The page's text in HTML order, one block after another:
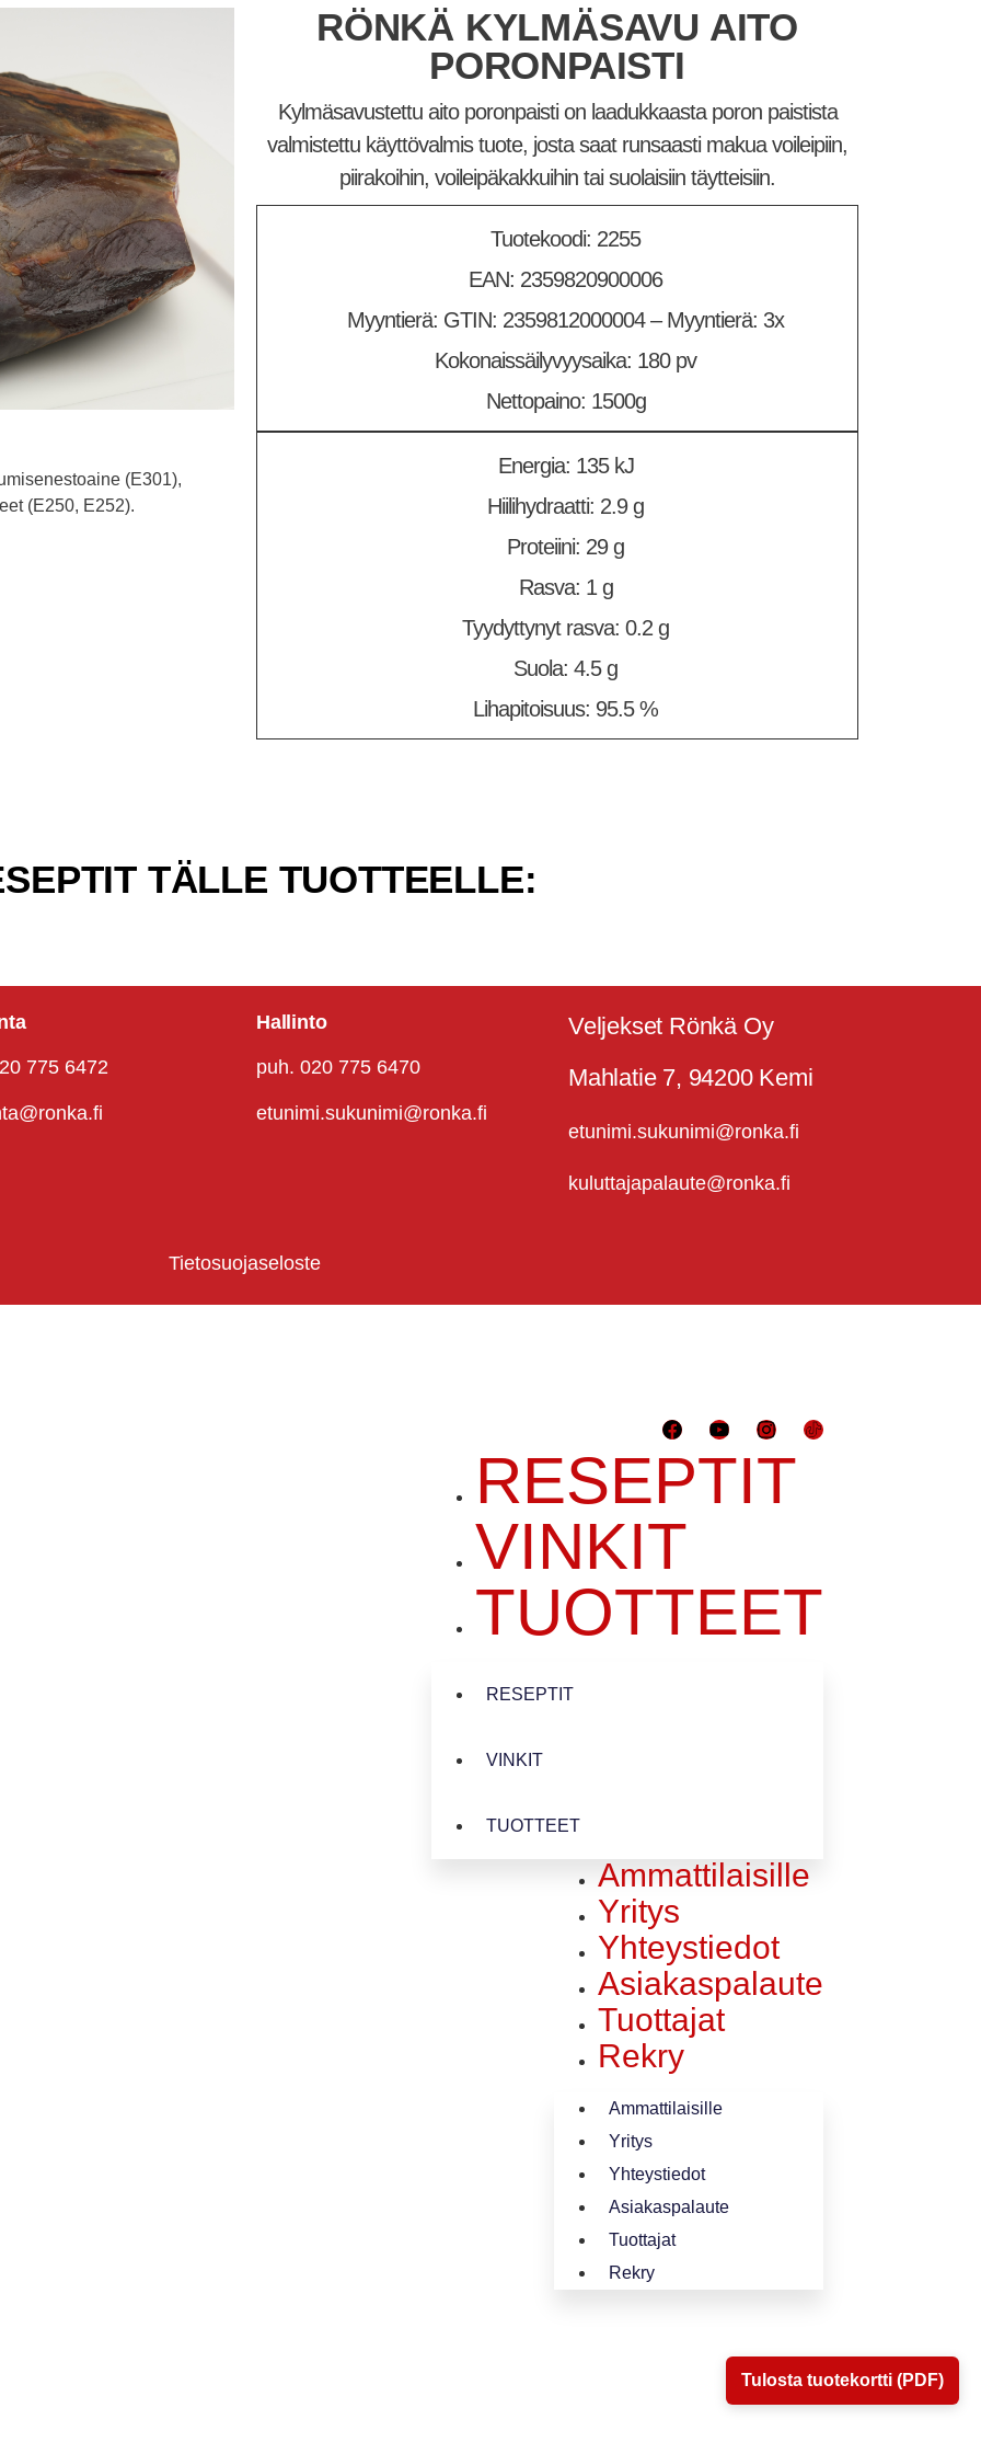
(E301),
(E250, E252).
RÖNKÄ KYLMÄSAVU AITO
PORONPAISTI
Kylmäsavustettu aito poronpaisti on laadukkaasta poron paistista
valmistettu käyttövalmis tuote, josta saat runsaasti makua voileipiin,
piirakoihin, voileipäkakkuihin tai suolaisiin täytteisiin.
Tuotekoodi: 2255
EAN: 2359820900006
Myyntierä: GTIN: 2359812000004 – Myyntierä: 3x
Kokonaissäilyvyysaika: 180 pv
Nettopaino: 1500g
Energia: 135 kJ
Hiilihydraatti: 2.9 g
Proteiini: 29 g
Rasva: 1 g
Tyydyttynyt rasva: 0.2 g
Suola: 4.5 g
Lihapitoisuus: 95.5 %
TÄLLE TUOTTEELLE:
775 6472
Hallinto
puh. 020 775 6470
etunimi.sukunimi@ronka.fi
Veljekset Rönkä Oy
Mahlatie 7, 94200 Kemi
etunimi.sukunimi@ronka.fi
kuluttajapalaute@ronka.fi
Tietosuojaseloste
Tulosta tuotekortti (PDF)
RESEPTIT
VINKIT
TUOTTEET
RESEPTIT
VINKIT
TUOTTEET
Ammattilaisille
Yritys
Yhteystiedot
Asiakaspalaute
Tuottajat
Rekry
Ammattilaisille
Yritys
Yhteystiedot
Asiakaspalaute
Tuottajat
Rekry